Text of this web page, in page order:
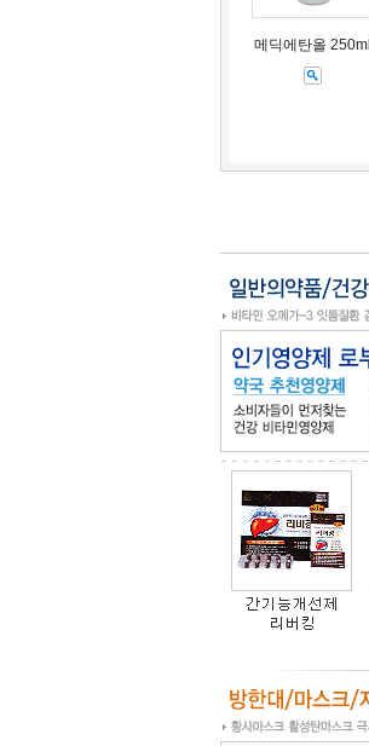
메딕에탄올 250ml